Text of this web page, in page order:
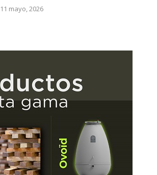
11 mayo, 2026